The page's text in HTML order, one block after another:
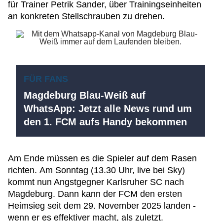
für Trainer Petrik Sander, über Trainingseinheiten
an konkreten Stellschrauben zu drehen.
FÜR FANS
Magdeburg Blau-Weiß auf
WhatsApp: Jetzt alle News rund um
den 1. FCM aufs Handy bekommen
Am Ende müssen es die Spieler auf dem Rasen
richten. Am Sonntag (13.30 Uhr, live bei Sky)
kommt nun Angstgegner Karlsruher SC nach
Magdeburg. Dann kann der FCM den ersten
Heimsieg seit dem 29. November 2025 landen -
wenn er es effektiver macht, als zuletzt.